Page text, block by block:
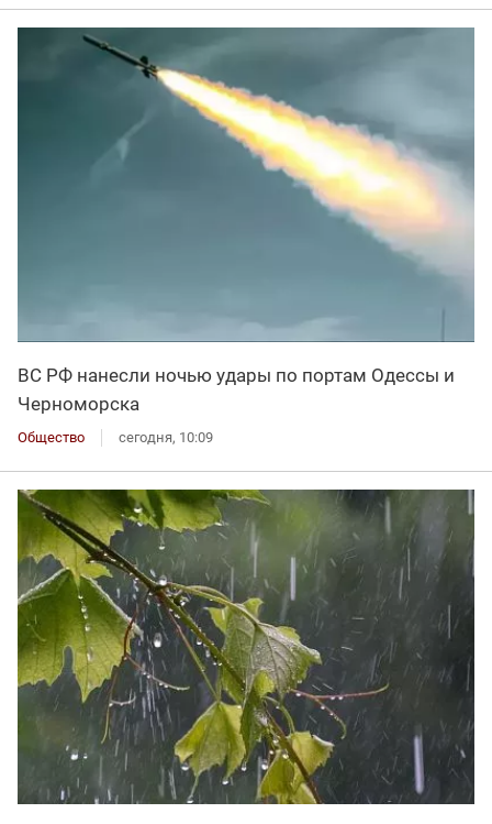
ВС РФ нанесли ночью удары по портам Одессы и
Черноморска
Общество сегодня, 10:09